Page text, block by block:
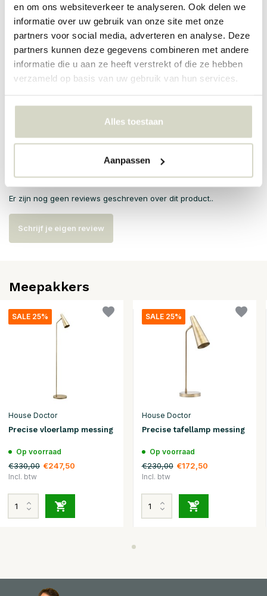
en om ons websiteverkeer te analyseren. Ook delen we
informatie over uw gebruik van onze site met onze
partners voor social media, adverteren en analyse. Deze
partners kunnen deze gegevens combineren met andere
informatie die u aan ze heeft verstrekt of die ze hebben
verzameld op basis van uw gebruik van hun services.
Alles toestaan
Aanpassen
PRODUCTSPECIFICATIES
5707644516663
Er zijn nog geen reviews geschreven over dit product..
Schrijf je eigen review
Meepakkers
SALE 25%
House Doctor
Precise vloerlamp messing
Op voorraad
€330,00 €247,50
Incl. btw
SALE 25%
House Doctor
Precise tafellamp messing
Op voorraad
€230,00 €172,50
Incl. btw